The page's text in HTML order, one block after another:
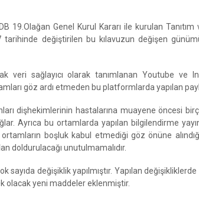
19.Olağan Genel Kurul Kararı ile kurulan
değiştirilen bu kılavuzun değişen
veri sağlayıcı olarak tanımlanan Youtube ve
göz ardı etmeden bu platformlarda yapılan
dişhekimlerinin hastalarına muayene öncesi
Ayrıca bu ortamlarda yapılan bilgilendirme
boşluk kabul etmediği göz önüne
doldurulacağı unutulmamalıdır.
değişiklik yapılmıştır. Yapılan
olacak yeni maddeler eklenmiştir.